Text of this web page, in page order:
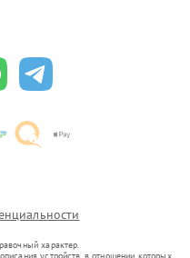
характер.